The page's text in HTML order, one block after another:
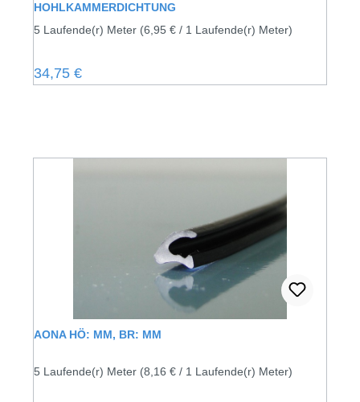
HOHLKAMMERDICHTUNG
5 Laufende(r) Meter (6,95 € / 1 Laufende(r) Meter)
Regulärer Preis:
34,75 €
AONA HÖ: MM, BR: MM
5 Laufende(r) Meter (8,16 € / 1 Laufende(r) Meter)